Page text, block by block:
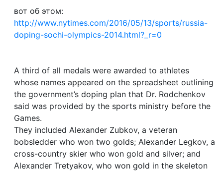
вот об этом:
http://www.nytimes.com/2016/05/13/sports/russia-
doping-sochi-olympics-2014.html?_r=0
A third of all medals were awarded to athletes
whose names appeared on the spreadsheet outlining
the government’s doping plan that Dr. Rodchenkov
said was provided by the sports ministry before the
Games.
They included Alexander Zubkov, a veteran
bobsledder who won two golds; Alexander Legkov, a
cross-country skier who won gold and silver; and
Alexander Tretyakov, who won gold in the skeleton